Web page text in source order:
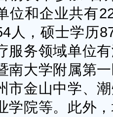
位和企业共有
人，硕士学历
服务领域单位
南大学附属第
市金山中学、
学院等。此外